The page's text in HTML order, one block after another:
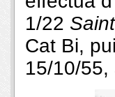
1/22
Cat Bi,
15/10/55,